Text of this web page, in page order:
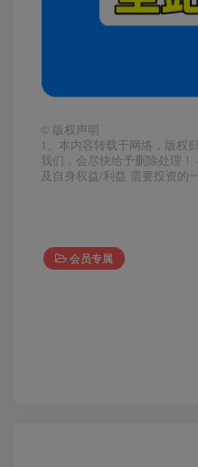
© 版权声明
1、本内容转载于网络，版权
我们，会尽快给予删除处理
及自身权益/利益 需要投资的
会员专属